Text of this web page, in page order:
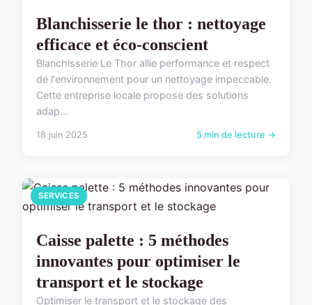
Blanchisserie le thor : nettoyage
efficace et éco-conscient
Blanchisserie Le Thor allie performance et respect
de l'environnement pour un nettoyage impeccable.
Cette entreprise locale propose des solutions
adap...
18 juin 2025 5 min de lecture →
SERVICES
Caisse palette : 5 méthodes
innovantes pour optimiser le
transport et le stockage
Optimiser le transport et le stockage des